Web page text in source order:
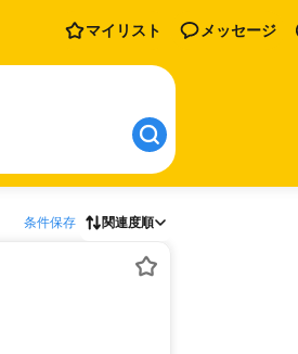
マイリスト メッセージ
条件保存 関連度順